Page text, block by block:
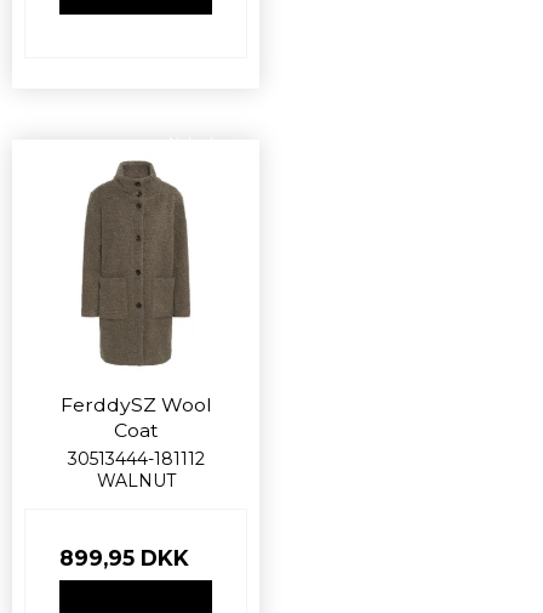
FerddySZ Wool
Coat
30513444-181112
WALNUT
899,95 DKK